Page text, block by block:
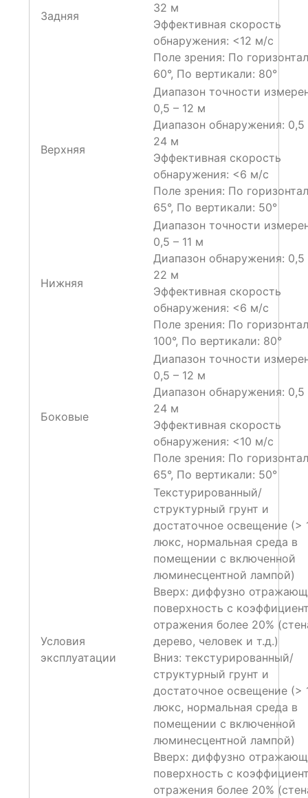
Задняя
32 м
Эффективная скорость
обнаружения: <12 м/с
Поле зрения: По
60°, По вертикали: 80°
Верхняя
Диапазон точности
0,5 – 12 м
Диапазон обнаружения: 0,5
24 м
Эффективная скорость
обнаружения: <6 м/с
Поле зрения: По
65°, По вертикали: 50°
Нижняя
Диапазон точности
0,5 – 11 м
Диапазон обнаружения: 0,5
22 м
Эффективная скорость
обнаружения: <6 м/с
Поле зрения: По
100°, По вертикали: 80°
Боковые
Диапазон точности
0,5 – 12 м
Диапазон обнаружения: 0,5
24 м
Эффективная скорость
обнаружения: <10 м/с
Поле зрения: По
65°, По вертикали: 50°
Условия
эксплуатации
Текстурированный/
структурный грунт и
достаточное освещение (>
люкс, нормальная среда в
помещении с включенной
люминесцентной лампой)
Вверх: диффузно
поверхность с
отражения более 20%
дерево, человек и т.д.)
Вниз: текстурированный/
структурный грунт и
достаточное освещение (>
люкс, нормальная среда в
помещении с включенной
люминесцентной лампой)
Вверх: диффузно
поверхность с
отражения более 20%